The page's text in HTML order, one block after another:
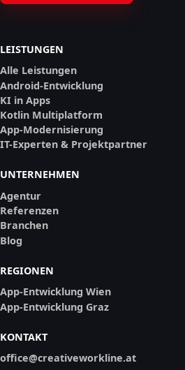
LEISTUNGEN
Alle Leistungen
Android-Entwicklung
KI in Apps
Kotlin Multiplatform
App-Modernisierung
IT-Experten & Projektpartner
UNTERNEHMEN
Agentur
Referenzen
Branchen
Blog
REGIONEN
App-Entwicklung Wien
App-Entwicklung Graz
KONTAKT
office@creativeworkline.at